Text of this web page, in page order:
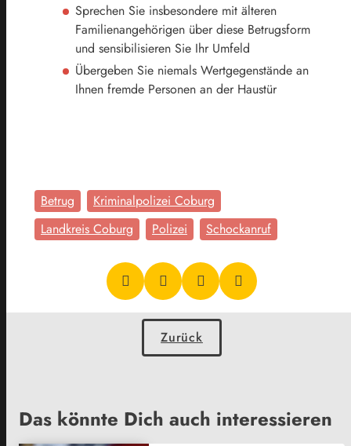
Sprechen Sie insbesondere mit älteren
Familienangehörigen über diese Betrugsform
und sensibilisieren Sie Ihr Umfeld
Übergeben Sie niemals Wertgegenstände an
Ihnen fremde Personen an der Haustür
Betrug
Kriminalpolizei Coburg
Landkreis Coburg
Polizei Schockanruf
Zurück
Das könnte Dich auch interessieren